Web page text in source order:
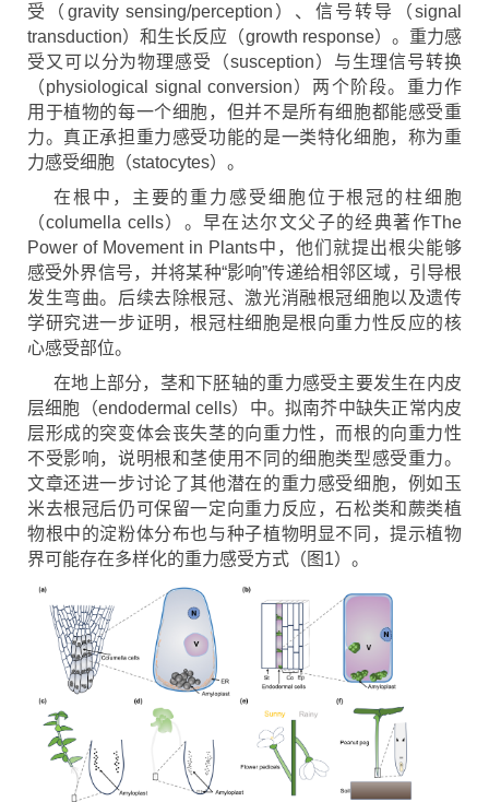
受（gravity sensing/perception）、信号转导（signal
transduction）和生长反应（growth response）。重力感
受又可以分为物理感受（susception）与生理信号转换
（physiological signal conversion）两个阶段。重力作
用于植物的每一个细胞，但并不是所有细胞都能感受重
力。真正承担重力感受功能的是一类特化细胞，称为重
力感受细胞（statocytes）。
在根中，主要的重力感受细胞位于根冠的柱细胞
（columella cells）。早在达尔文父子的经典著作The
Power of Movement in Plants中，他们就提出根尖能够
感受外界信号，并将某种“影响”传递给相邻区域，引导根
发生弯曲。后续去除根冠、激光消融根冠细胞以及遗传
学研究进一步证明，根冠柱细胞是根向重力性反应的核
心感受部位。
在地上部分，茎和下胚轴的重力感受主要发生在内皮
层细胞（endodermal cells）中。拟南芥中缺失正常内皮
层形成的突变体会丧失茎的向重力性，而根的向重力性
不受影响，说明根和茎使用不同的细胞类型感受重力。
文章还进一步讨论了其他潜在的重力感受细胞，例如玉
米去根冠后仍可保留一定向重力反应，石松类和蕨类植
物根中的淀粉体分布也与种子植物明显不同，提示植物
界可能存在多样化的重力感受方式（图1）。